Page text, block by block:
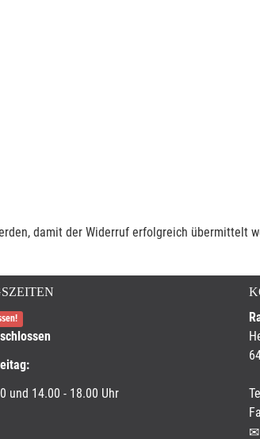
damit der Widerruf erfolgreich übermittelt
und 14.00 - 18.00 Uhr